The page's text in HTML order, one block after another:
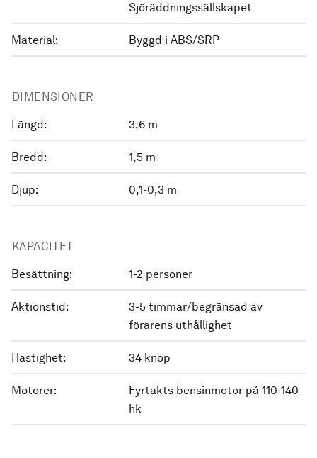
Sjöräddningssällskapet
Material: Byggd i ABS/SRP
DIMENSIONER
Längd: 3,6 m
Bredd: 1,5 m
Djup: 0,1-0,3 m
KAPACITET
Besättning: 1-2 personer
Aktionstid:
3-5 timmar/begränsad av
förarens uthållighet
Hastighet: 34 knop
Motorer:
Fyrtakts bensinmotor på 110-140
hk